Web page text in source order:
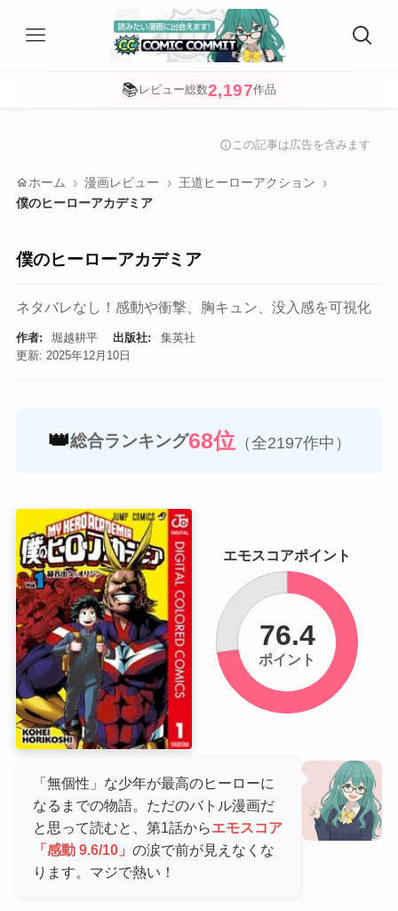
📚 レビュー総数2,197作品
info この記事は広告を含みます
home ホーム 漫画レビュー
王道ヒーローアクション
僕のヒーローアカデミア
僕のヒーローアカデミア
ネタバレなし！感動や衝撃、胸キュン、没入感を可視化
作者: 堀越耕平 出版社:
集英社
更新: 2025年12月10日
👑総合ランキング68位（全2197作中）
「無個性」な少年が最高のヒーローに
なるまでの物語。ただのバトル漫画だ
と思って読むと、第1話から エモスコア
「感動 9.6/10」の涙で前が見えなくな
ります。マジで熱い！
エモスコアポイント
76.4
ポイント